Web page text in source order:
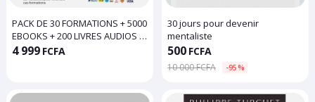
PACK DE 30 FORMATIONS + 5000
EBOOKS + 200 LIVRES AUDIOS +
BONUS - Google Drive
4 999 FCFA
30 jours pour devenir
mentaliste
500 FCFA
10 000 FCFA -95%